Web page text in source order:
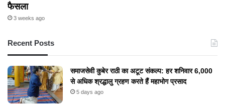
फैसला
3 weeks ago
Recent Posts
समाजसेवी कुबेर राठी का अटूट संकल्प: हर शनिवार 6,000
से अधिक श्रद्धालु ग्रहण करते हैं महाभोग प्रसाद
5 days ago